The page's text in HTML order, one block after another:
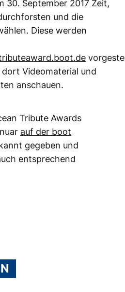
30. September 2017 Zeit,
und die
Diese werden
Videomaterial und
anschauen.
Tribute Awards
auf der boot
gegeben und
entsprechend